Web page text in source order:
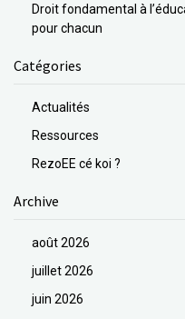
Droit fondamental à
pour chacun
Catégories
Actualités
Ressources
RezoEE cé koi ?
Archive
août 2026
juillet 2026
juin 2026